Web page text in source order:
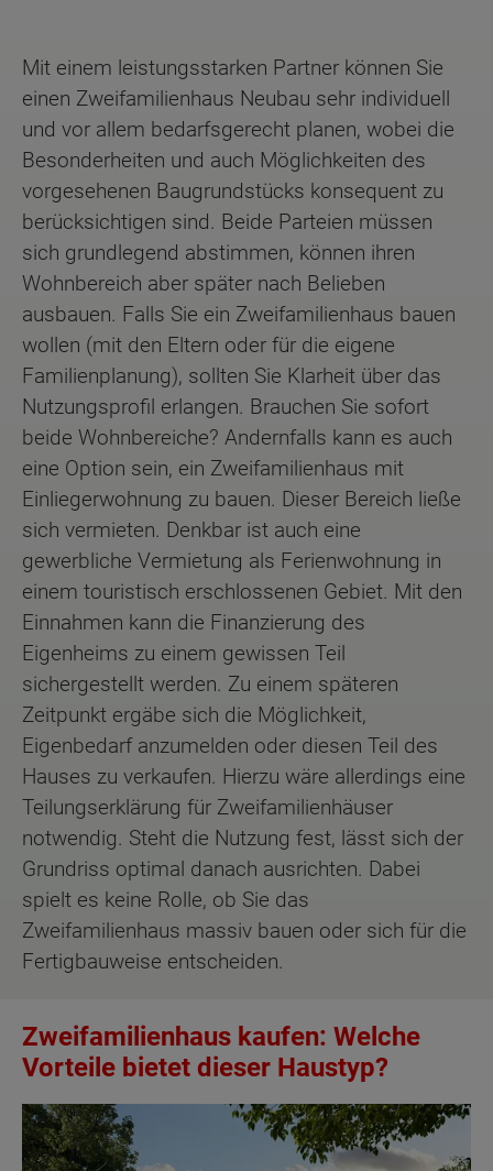
Mit einem leistungsstarken Partner können Sie
einen Zweifamilienhaus Neubau sehr individuell
und vor allem bedarfsgerecht planen, wobei die
Besonderheiten und auch Möglichkeiten des
vorgesehenen Baugrundstücks konsequent zu
berücksichtigen sind. Beide Parteien müssen
sich grundlegend abstimmen, können ihren
Wohnbereich aber später nach Belieben
ausbauen. Falls Sie ein Zweifamilienhaus bauen
wollen (mit den Eltern oder für die eigene
Familienplanung), sollten Sie Klarheit über das
Nutzungsprofil erlangen. Brauchen Sie sofort
beide Wohnbereiche? Andernfalls kann es auch
eine Option sein, ein Zweifamilienhaus mit
Einliegerwohnung zu bauen. Dieser Bereich ließe
sich vermieten. Denkbar ist auch eine
gewerbliche Vermietung als Ferienwohnung in
einem touristisch erschlossenen Gebiet. Mit den
Einnahmen kann die Finanzierung des
Eigenheims zu einem gewissen Teil
sichergestellt werden. Zu einem späteren
Zeitpunkt ergäbe sich die Möglichkeit,
Eigenbedarf anzumelden oder diesen Teil des
Hauses zu verkaufen. Hierzu wäre allerdings eine
Teilungserklärung für Zweifamilienhäuser
notwendig. Steht die Nutzung fest, lässt sich der
Grundriss optimal danach ausrichten. Dabei
spielt es keine Rolle, ob Sie das
Zweifamilienhaus massiv bauen oder sich für die
Fertigbauweise entscheiden.
Zweifamilienhaus kaufen: Welche
Vorteile bietet dieser Haustyp?